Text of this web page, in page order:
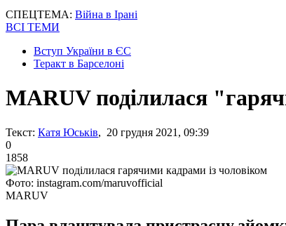
СПЕЦТЕМА: Війна в Ірані
ВСІ ТЕМИ
Вступ України в ЄС
Теракт в Барселоні
MARUV поділилася
Текст: Катя Юськів, 20 грудня 2021, 09:39
0
1858
Фото: instagram.com/maruvofficial
MARUV